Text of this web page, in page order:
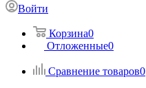
Войти
Корзина0
Отложенные0
Сравнение товаров0